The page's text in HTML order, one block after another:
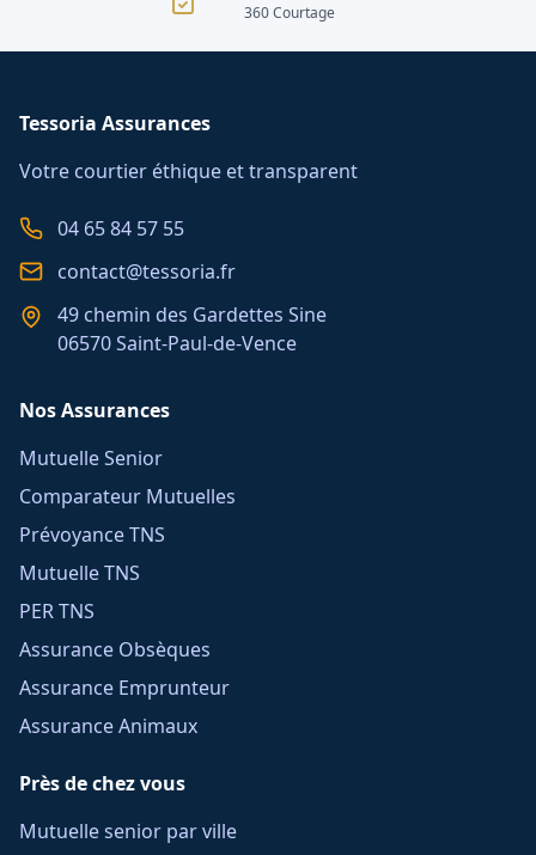
360 Courtage
Tessoria Assurances
Votre courtier éthique et transparent
04 65 84 57 55
contact@tessoria.fr
49 chemin des Gardettes Sine
06570 Saint-Paul-de-Vence
Nos Assurances
Mutuelle Senior
Comparateur Mutuelles
Prévoyance TNS
Mutuelle TNS
PER TNS
Assurance Obsèques
Assurance Emprunteur
Assurance Animaux
Près de chez vous
Mutuelle senior par ville